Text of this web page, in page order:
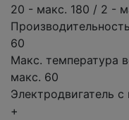
20 - макс. 180 / 2 -
60
Макс. температура
макс. 60
Электродвигатель
+